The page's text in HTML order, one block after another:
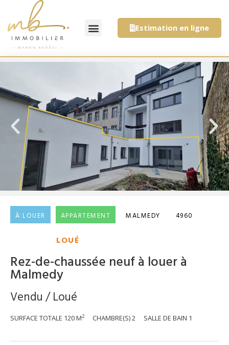
Estimation en ligne
À LOUER APPARTEMENT MALMEDY 4960
LOUÉ
Rez-de-chaussée neuf à louer à
Malmedy
Vendu / Loué
SURFACE TOTALE 120 M2 CHAMBRE(S)2 SALLE DE BAIN 1